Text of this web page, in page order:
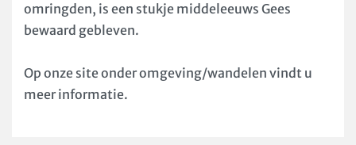
omringden, is een stukje middeleeuws Gees
bewaard gebleven.
Op onze site onder omgeving/wandelen vindt u
meer informatie.